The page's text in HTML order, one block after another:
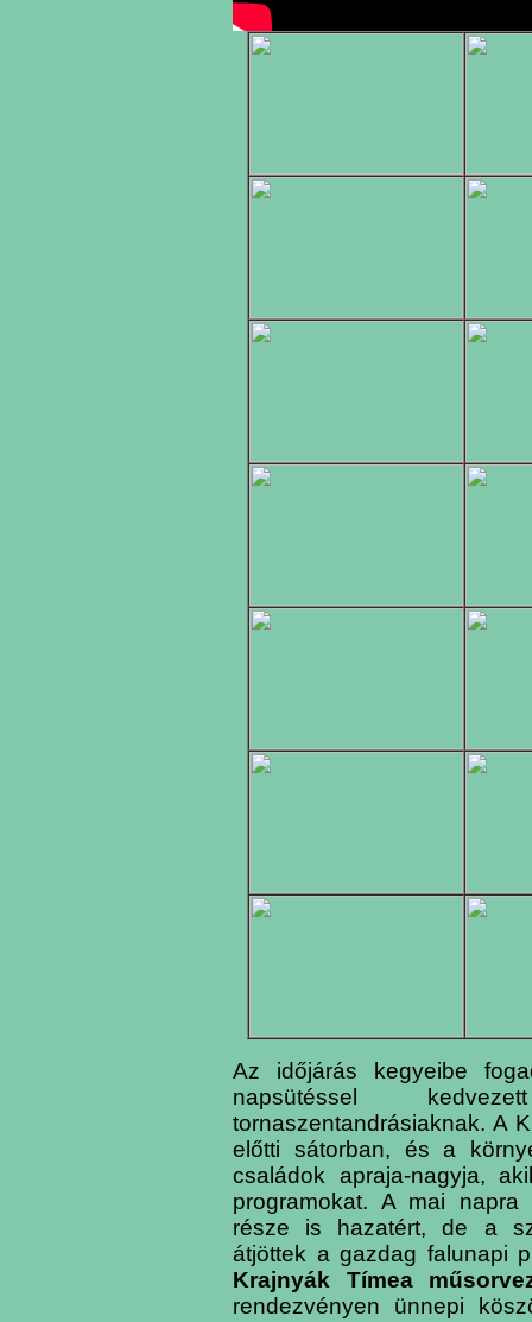
Az időjárás kegyeibe
napsütéssel
tornaszentandrásiaknak. A
előtti sátorban, és a
családok apraja-nagyja,
programokat. A mai
része is hazatért, de a
átjöttek a gazdag falunapi
Krajnyák Tímea
rendezvényen ünnepi